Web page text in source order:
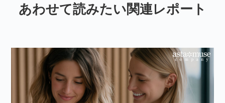
あわせて読みたい関連レポート